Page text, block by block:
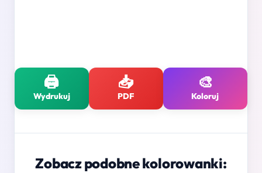
🖨️
Wydrukuj
📥
PDF
🎨
Koloruj
Zobacz podobne kolorowanki: